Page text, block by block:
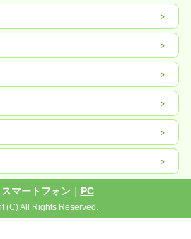
マートフォン｜ PC
(C) All Rights Reserved.